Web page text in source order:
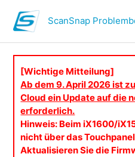
ScanSnap
[Wichtige Mitteilung]
Ab dem 9. April 2026 ist
Cloud ein Update auf die
erforderlich.
Hinweis: Beim iX1600/
nicht über das
Aktualisieren Sie die